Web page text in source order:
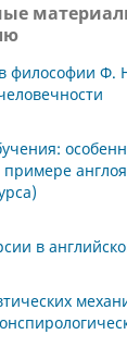
в философии
в